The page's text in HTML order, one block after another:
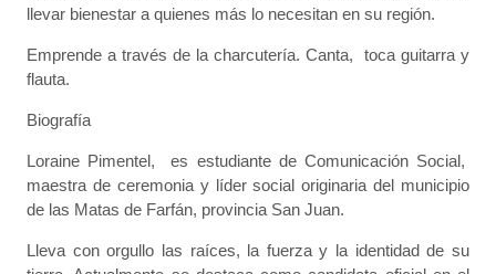
llevar bienestar a quienes más lo necesitan en su región.
Emprende a través de la charcutería. Canta, toca guitarra y
flauta.
Biografía
Loraine Pimentel, es estudiante de Comunicación Social,
maestra de ceremonia y líder social originaria del municipio
de las Matas de Farfán, provincia San Juan.
Lleva con orgullo las raíces, la fuerza y la identidad de su